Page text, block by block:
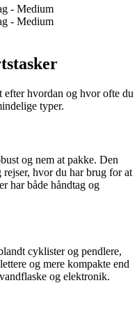
- Medium
- Medium
efter hvordan og hvor ofte du
typer.
og nem at pakke. Den
hvor du har brug for at
har både håndtag og
cyklister og pendlere,
og mere kompakte end
og elektronik.